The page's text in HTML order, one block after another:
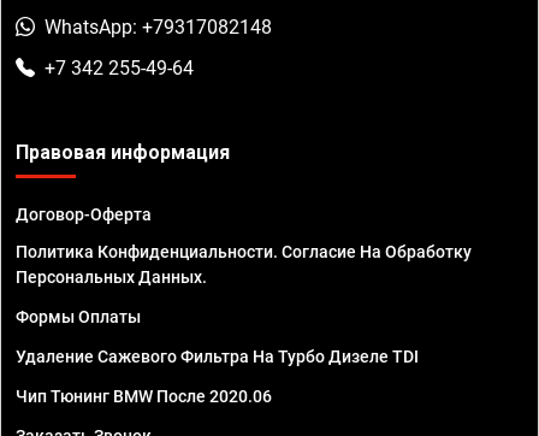
WhatsApp: +79317082148
+7 342 255-49-64
Правовая информация
Договор-Оферта
Политика Конфиденциальности. Согласие На Обработку
Персональных Данных.
Формы Оплаты
Удаление Сажевого Фильтра На Турбо Дизеле TDI
Чип Тюнинг BMW После 2020.06